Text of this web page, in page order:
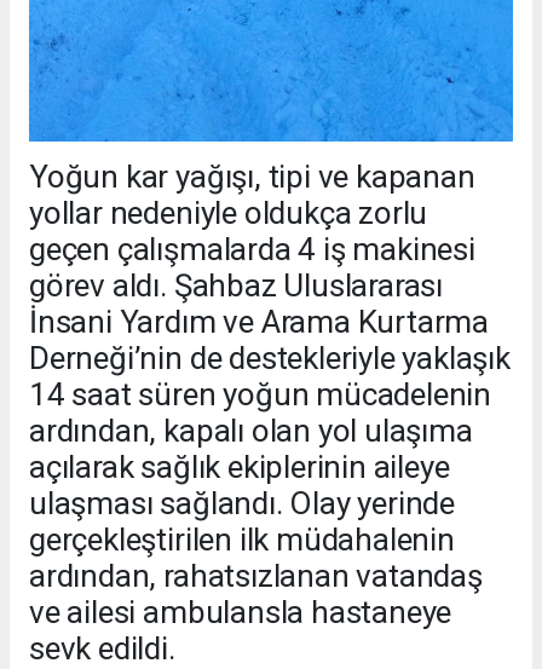
Yoğun kar yağışı, tipi ve kapanan
yollar nedeniyle oldukça zorlu
geçen çalışmalarda 4 iş makinesi
görev aldı. Şahbaz Uluslararası
İnsani Yardım ve Arama Kurtarma
Derneği’nin de destekleriyle yaklaşık
14 saat süren yoğun mücadelenin
ardından, kapalı olan yol ulaşıma
açılarak sağlık ekiplerinin aileye
ulaşması sağlandı. Olay yerinde
gerçekleştirilen ilk müdahalenin
ardından, rahatsızlanan vatandaş
ve ailesi ambulansla hastaneye
sevk edildi.